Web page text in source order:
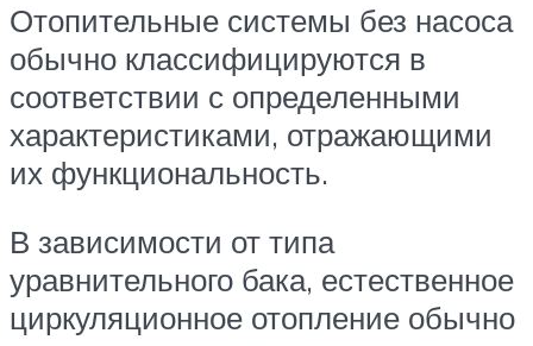
Отопительные системы без насоса
обычно классифицируются в
соответствии с определенными
характеристиками, отражающими
их функциональность.
В зависимости от типа
уравнительного бака, естественное
циркуляционное отопление обычно